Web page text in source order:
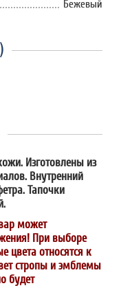
Бежевый
Изготовлены из
Внутренний
Тапочки
может
При выборе
цвета относятся к
стропы и эмблемы
будет